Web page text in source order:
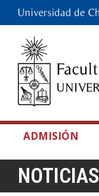
ADMISIÓN
NOTICIAS